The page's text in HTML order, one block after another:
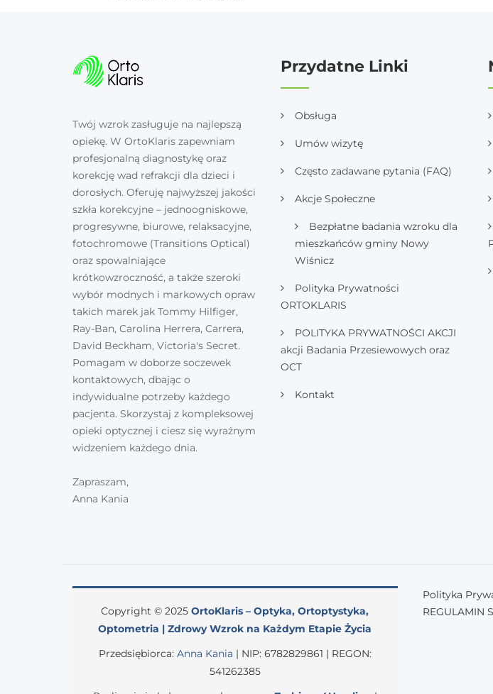
Twój wzrok zasługuje na najlepszą
opiekę. W OrtoKlaris zapewniam
profesjonalną diagnostykę oraz
korekcję wad refrakcji dla dzieci i
dorosłych. Oferuję najwyższej jakości
szkła korekcyjne – jednoogniskowe,
progresywne, biurowe, relaksacyjne,
fotochromowe (Transitions Optical)
oraz spowalniające
krótkowzroczność, a także szeroki
wybór modnych i markowych opraw
takich marek jak Tommy Hilfiger,
Ray-Ban, Carolina Herrera, Carrera,
David Beckham, Victoria's Secret.
Pomagam w doborze soczewek
kontaktowych, dbając o
indywidualne potrzeby każdego
pacjenta. Skorzystaj z kompleksowej
opieki optycznej i ciesz się wyraźnym
widzeniem każdego dnia.
Zapraszam,
Anna Kania
Przydatne Linki
Obsługa
Umów wizytę
Często zadawane pytania (FAQ)
Akcje Społeczne
Bezpłatne badania wzroku dla
mieszkańców gminy Nowy
Wiśnicz
Polityka Prywatności
ORTOKLARIS
POLITYKA PRYWATNOŚCI AKCJI
akcji Badania Przesiewowych oraz
OCT
Kontakt
Copyright © 2025OrtoKlaris – Optyka, Ortoptystyka,
Optometria | Zdrowy Wzrok na Każdym Etapie Życia
Przedsiębiorca: Anna Kania | NIP: 6782829861 | REGON:
541262385
Polityka
REGULAMIN